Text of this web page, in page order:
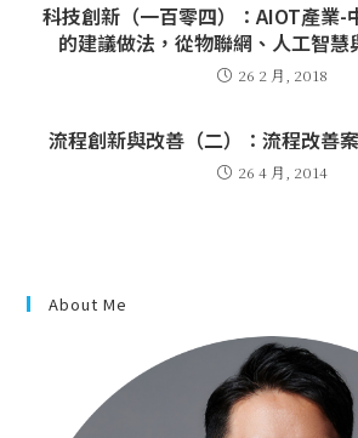
科技創新（一百零四）：AIOT產業-
的建議做法，從物聯網、人工智慧
26 2 月, 2018
流程創新與改善（二）：流程改善
26 4 月, 2014
About Me